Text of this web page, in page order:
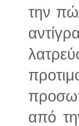
την
από